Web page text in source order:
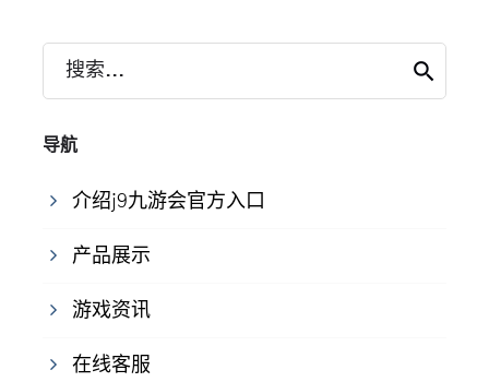
搜索...
导航
介绍j9九游会官方入口
产品展示
游戏资讯
在线客服